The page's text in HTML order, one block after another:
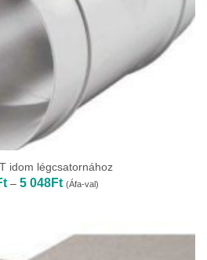
idom légcsatornához
– 5 048FtÁrtartomány:
1
048Ft
(Áfa-val)